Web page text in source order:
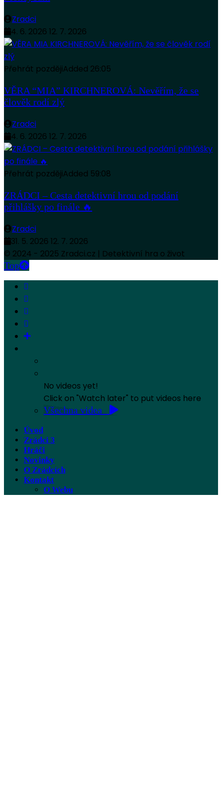
Zradci
4. 6. 2026 12. 7. 2026
Přehrát pozdějiAdded 26:05
VĚRA “MIA” KIRCHNEROVÁ: Nevěřím, že se
člověk rodí zlý
Zradci
4. 6. 2026 12. 7. 2026
Přehrát pozdějiAdded 59:08
ZRÁDCI – Cesta detektivní hrou od podání
přihlášky po finále 🔥
Zradci
31. 5. 2026 12. 7. 2026
© 2024 - 2025 Zradci.cz | Detektivní hra o život
Top
No videos yet!
Click on "Watch later" to put videos here
Všechna videa
Úvod
Zrádci 3
Hráči
Novinky
O Zrádcích
Kontakt
O Webu